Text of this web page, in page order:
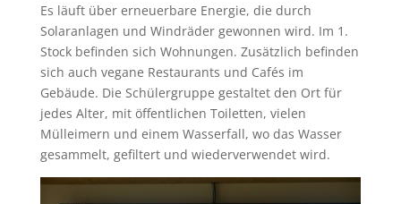
Es läuft über erneuerbare Energie, die durch
Solaranlagen und Windräder gewonnen wird. Im 1.
Stock befinden sich Wohnungen. Zusätzlich befinden
sich auch vegane Restaurants und Cafés im
Gebäude. Die Schülergruppe gestaltet den Ort für
jedes Alter, mit öffentlichen Toiletten, vielen
Mülleimern und einem Wasserfall, wo das Wasser
gesammelt, gefiltert und wiederverwendet wird.